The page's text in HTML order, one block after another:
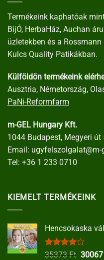
Termékeink kaphatóak
BijÓ, HerbaHáz, Auchan
üzletekben és a
Kulcs Quality Patikákban.
Külföldön termékeink
Ausztria, Németország,
PaNi-Reformfarm
m-GEL Hungary Kft.
1044 Budapest, Megyeri út
Email: ugyfelszolgalat@m-
Tel: +36 1 233 0710
KIEMELT TERMÉKEINK
Hencsokaska
Értékelés:
35373Ft 30067